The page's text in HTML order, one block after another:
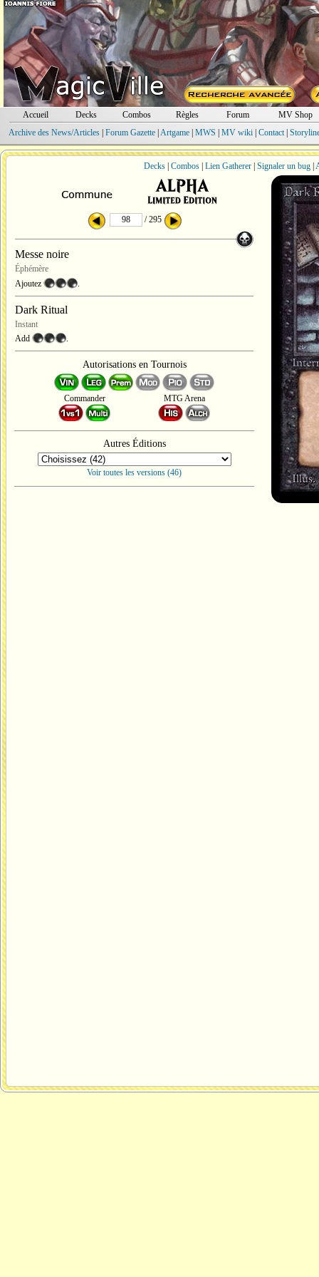
Accueil Decks Combos Règles Forum
MV Shop
Archive des News/Articles| Forum Gazette| Artgame| MWS MV wiki| Contact|
Decks Combos Lien Gatherer Signaler un bug
/ 295
Messe noire
Éphémère
Ajoutez
.
Dark Ritual
Instant
Add
.
Autorisations en Tournois
Commander MTG Arena
Autres Éditions
Voir toutes les versions (46)